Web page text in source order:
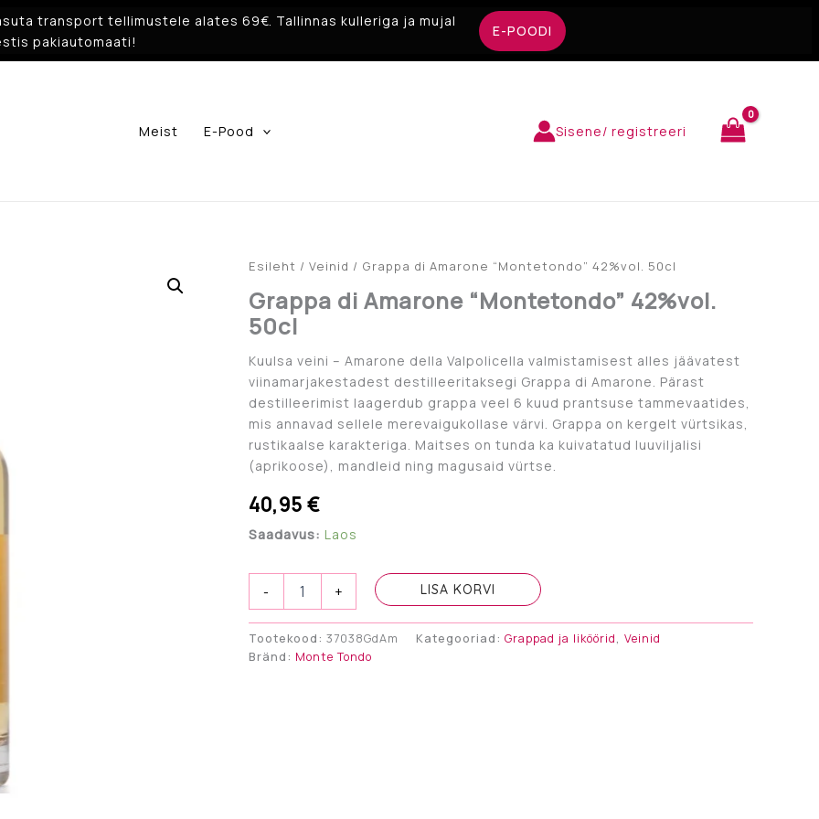
transport tellimustele alates 69€. Tallinnas kulleriga ja mujal
pakiautomaati!
E-POODI
Meist
E-Pood Sisene/ registreeri
Esileht / Veinid / Grappa di Amarone “Montetondo” 42%vol. 50cl
Grappa di Amarone “Montetondo” 42%vol.
50cl
Kuulsa veini – Amarone della Valpolicella valmistamisest alles jäävatest
viinamarjakestadest destilleeritaksegi Grappa di Amarone. Pärast
destilleerimist laagerdub grappa veel 6 kuud prantsuse tammevaatides,
mis annavad sellele merevaigukollase värvi. Grappa on kergelt vürtsikas,
rustikaalse karakteriga. Maitses on tunda ka kuivatatud luuviljalisi
(aprikoose), mandleid ning magusaid vürtse.
40,95 €
Saadavus: Laos
-
"Montetondo"
42%vol.
+ LISA KORVI
Tootekood: 37038GdAm Kategooriad: Grappad ja liköörid, Veinid
Bränd: Monte Tondo